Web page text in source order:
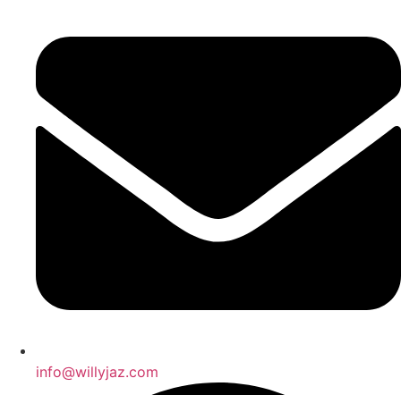
info@willyjaz.com